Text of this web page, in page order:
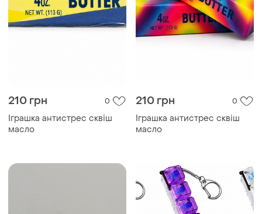
210 грн 0
Іграшка антистрес сквіш
масло
210 грн 0
Іграшка антистрес сквіш
масло